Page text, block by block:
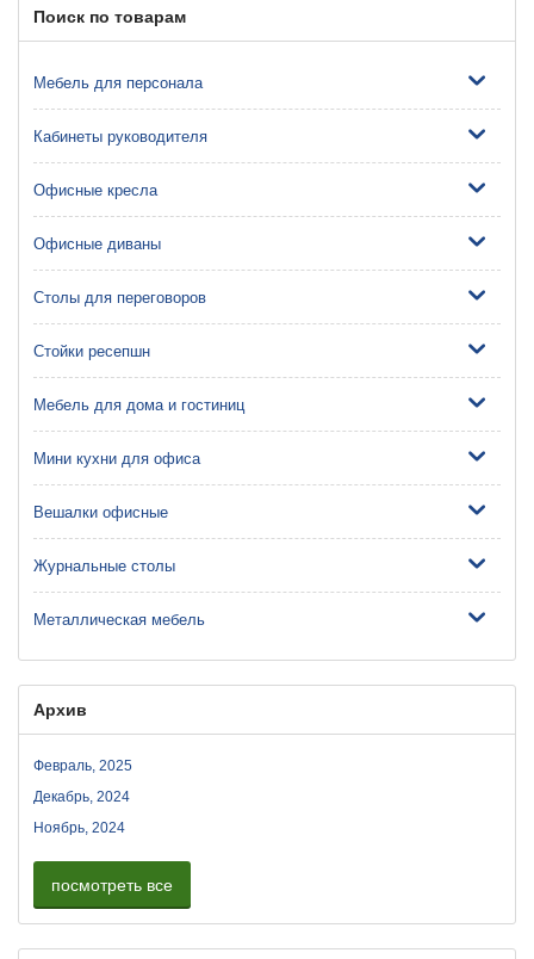
Поиск по товарам
Мебель для персонала
Кабинеты руководителя
Офисные кресла
Офисные диваны
Столы для переговоров
Стойки ресепшн
Мебель для дома и гостиниц
Мини кухни для офиса
Вешалки офисные
Журнальные столы
Металлическая мебель
Архив
Февраль, 2025
Декабрь, 2024
Ноябрь, 2024
посмотреть все